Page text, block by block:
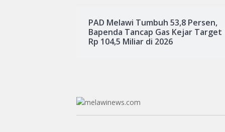
PAD Melawi Tumbuh 53,8 Persen,
Bapenda Tancap Gas Kejar Target
Rp 104,5 Miliar di 2026